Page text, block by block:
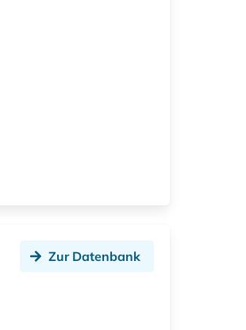
Zur Datenbank